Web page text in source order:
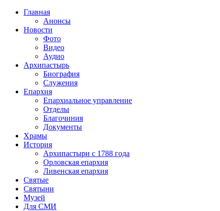
Главная
Анонсы
Новости
Фото
Видео
Аудио
Архипастырь
Биография
Служения
Епархия
Епархиальное управление
Отделы
Благочиния
Документы
Храмы
История
Архипастыри с 1788 года
Орловская епархия
Ливенская епархия
Святые
Святыни
Музей
Для СМИ